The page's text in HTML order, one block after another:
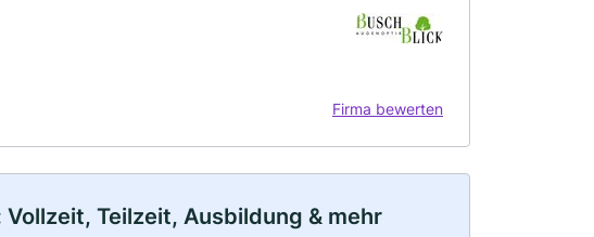
Firma bewerten
Teilzeit, Ausbildung & mehr